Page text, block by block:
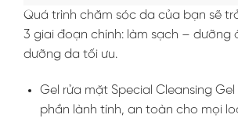
Quá trình chăm sóc da của bạn sẽ
3 giai đoạn chính: làm sạch –
dưỡng da tối ưu.
Gel rửa mặt Special Cleansing
phần lành tính, an toàn cho mọi